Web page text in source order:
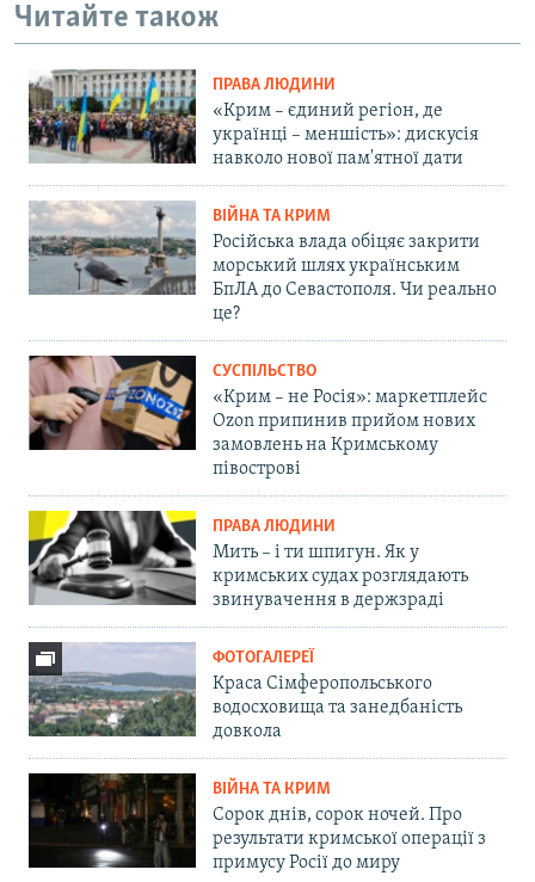
Читайте також
ПРАВА ЛЮДИНИ
«Крим – єдиний регіон, де
українці – меншість»: дискусія
навколо нової пам'ятної дати
ВІЙНА ТА КРИМ
Російська влада обіцяє закрити
морський шлях українським
БпЛА до Севастополя. Чи реально
це?
СУСПІЛЬСТВО
«Крим – не Росія»: маркетплейс
Ozon припинив прийом нових
замовлень на Кримському
півострові
ПРАВА ЛЮДИНИ
Мить – і ти шпигун. Як у
кримських судах розглядають
звинувачення в держзраді
ФОТОГАЛЕРЕЇ
Краса Сімферопольського
водосховища та занедбаність
довкола
ВІЙНА ТА КРИМ
Сорок днів, сорок ночей. Про
результати кримської операції з
примусу Росії до миру